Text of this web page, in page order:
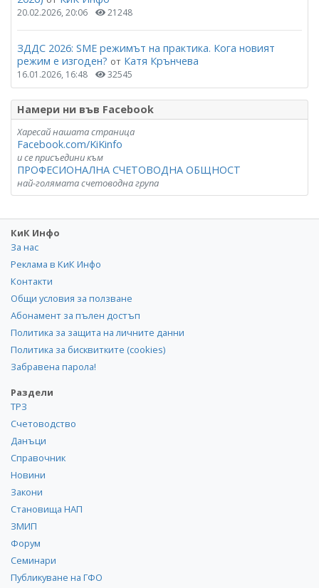
20.02.2026, 20:06 21248
ЗДДС 2026: SME режимът на практика. Кога новият
режим е изгоден? от Катя Крънчева
16.01.2026, 16:48 32545
Намери ни във Facebook
Харесай нашата страница
Facebook.com/KiKinfo
и се присъедини към
ПРОФЕСИОНАЛНА СЧЕТОВОДНА ОБЩНОСТ
най-голямата счетоводна група
КиК Инфо
За нас
Реклама в КиК Инфо
Контакти
Общи условия за ползване
Абонамент за пълен достъп
Политика за защита на личните данни
Политика за бисквитките (cookies)
Забравена парола!
Раздели
ТРЗ
Счетоводство
Данъци
Справочник
Новини
Закони
Становища НАП
ЗМИП
Форум
Семинари
Публикуване на ГФО